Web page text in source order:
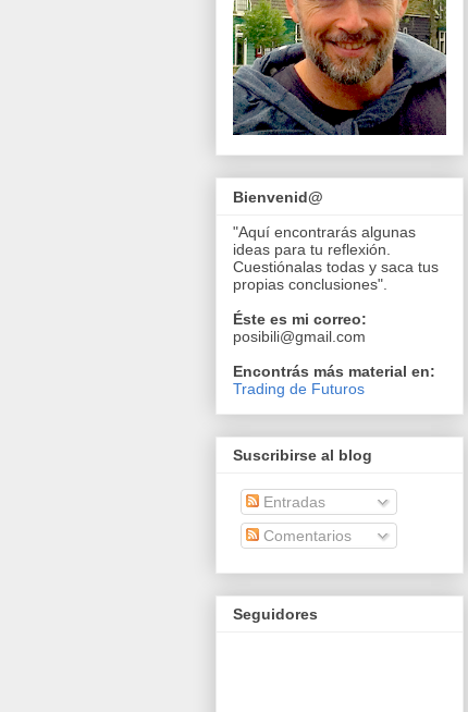
Bienvenid@
"Aquí encontrarás algunas
ideas para tu reflexión.
Cuestiónalas todas y saca tus
propias conclusiones".
Éste es mi correo:
posibili@gmail.com
Encontrás más material en:
Trading de Futuros
Suscribirse al blog
Entradas
Comentarios
Seguidores